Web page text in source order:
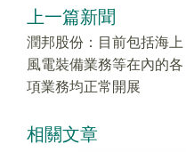
上一篇新聞
潤邦股份：目前包括海上
風電裝備業務等在內的各
項業務均正常開展
相關文章